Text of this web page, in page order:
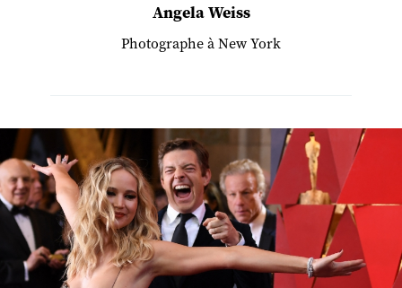
Angela Weiss
Photographe à New York